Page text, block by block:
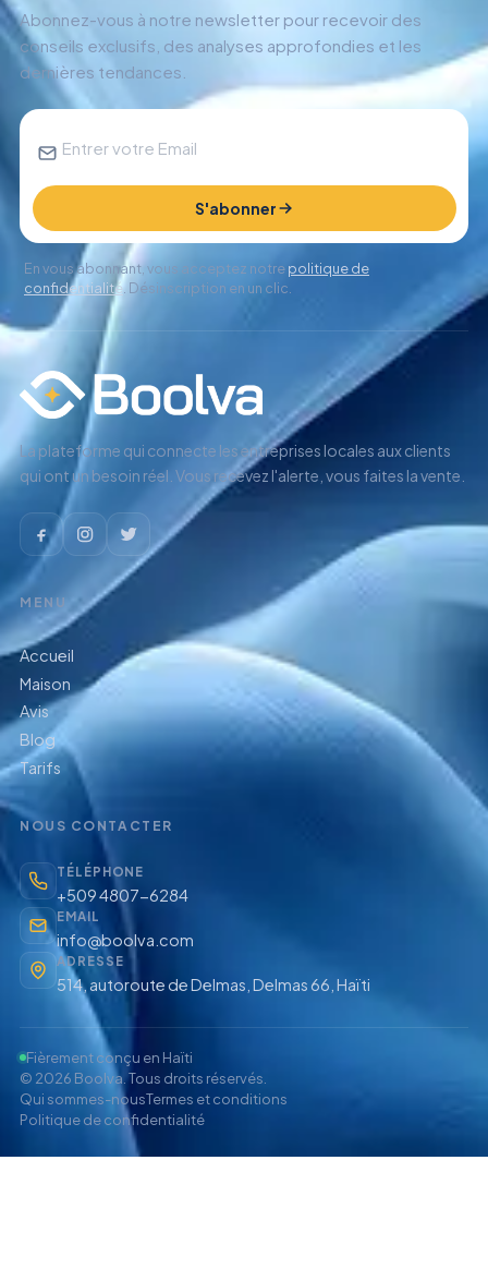
Abonnez-vous à notre newsletter pour recevoir des
conseils exclusifs, des analyses approfondies et les
dernières tendances.
S'abonner
En vous abonnant, vous acceptez notrepolitique de
confidentialité. Désinscription en un clic.
La plateforme qui connecte les entreprises locales aux clients
qui ont un besoin réel. Vous recevez l'alerte, vous faites la vente.
MENU
Accueil
Maison
Avis
Blog
Tarifs
NOUS CONTACTER
TÉLÉPHONE
+509 4807-6284
EMAIL
info@boolva.com
ADRESSE
514, autoroute de Delmas, Delmas 66, Haïti
© 2026 Boolva . Tous droits réservés.
Qui sommes-nousTermes et conditions
Politique de confidentialité
Fièrement conçu en Haïti